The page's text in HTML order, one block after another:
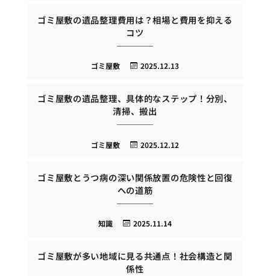
ゴミ屋敷の遺品整理費用は？相場と費用を抑える
コツ
2025.12.13
ゴミ屋敷
ゴミ屋敷の遺品整理、具体的なステップ！分別、
清掃、搬出
2025.12.12
ゴミ屋敷
ゴミ屋敷とうつ病の深い関係放置の危険性と回復
への道筋
2025.11.14
知識
ゴミ屋敷が多い地域に見る共通点！社会構造と関
係性